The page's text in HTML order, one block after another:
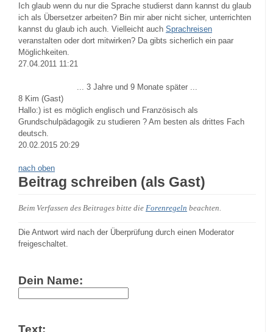
Ich glaub wenn du nur die Sprache studierst dann kannst du glaub
ich als Übersetzer arbeiten? Bin mir aber nicht sicher, unterrichten
kannst du glaub ich auch. Vielleicht auch Sprachreisen
veranstalten oder dort mitwirken? Da gibts sicherlich ein paar
Möglichkeiten.
27.04.2011 11:21
... 3 Jahre und 9 Monate später ...
8 Kim (Gast)
Hallo:) ist es möglich englisch und Französisch als
Grundschulpädagogik zu studieren ? Am besten als drittes Fach
deutsch.
20.02.2015 20:29
nach oben
Beitrag schreiben (als Gast)
Beim Verfassen des Beitrages bitte die Forenregeln beachten.
Die Antwort wird nach der Überprüfung durch einen Moderator
freigeschaltet.
Dein Name:
Text: